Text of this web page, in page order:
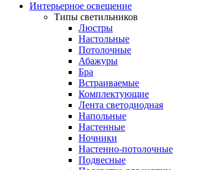
Интерьерное освещение
Типы светильников
Люстры
Настольные
Потолочные
Абажуры
Бра
Встраиваемые
Комплектующие
Лента светодиодная
Напольные
Настенные
Ночники
Настенно-потолочные
Подвесные